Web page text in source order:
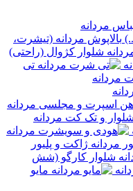
مردانه
بالاپوش مردانه (تیشرت،
شلوار کژوال (راحتی)
تی
مردانه
اسپرت و مجلسی مردانه
و تک کت مردانه
ژاکت و پلیور
شلوار کارگو (شش
مایو